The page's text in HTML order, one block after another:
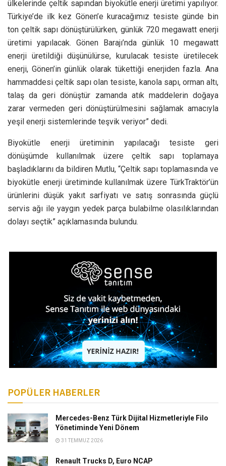
ülkelerinde çeltik sapından biyokütle enerji üretimi yapılıyor.
Türkiye’de ilk kez Gönen’e kuracağımız tesiste günde bin
ton çeltik sapı dönüştürülürken, günlük 720 megawatt enerji
üretimi yapılacak. Gönen Barajı’nda günlük 10 megawatt
enerji üretildiği düşünülürse, kurulacak tesiste üretilecek
enerji, Gönen’in günlük olarak tükettiği enerjiden fazla. Ana
hammaddesi çeltik sapı olan tesiste, kanola sapı, orman altı,
talaş da geri dönüştür zamanda atık maddelerin doğaya
zarar vermeden geri dönüştürülmesini sağlamak amacıyla
yeşil enerji sistemlerinde teşvik veriyor” dedi.
Biyokütle enerji üretiminin yapılacağı tesiste geri
dönüşümde kullanılmak üzere çeltik sapı toplamaya
başladıklarını da bildiren Mutlu, “Çeltik sapı toplamasında ve
biyokütle enerji üretiminde kullanılmak üzere TürkTraktör’ün
ürünlerini düşük yakıt sarfiyatı ve satış sonrasında güçlü
servis ağı ile yaygın yedek parça bulabilme olasılıklarından
dolayı seçtik” açıklamasında bulundu.
POPÜLER HABERLER
Mercedes-Benz Türk Dijital Hizmetleriyle Filo
Yönetiminde Yeni Dönem
31 TEMMUZ 2026
Renault Trucks D, Euro NCAP